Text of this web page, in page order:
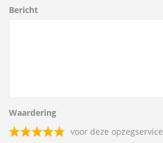
Bericht
Waardering
voor deze opzegservice